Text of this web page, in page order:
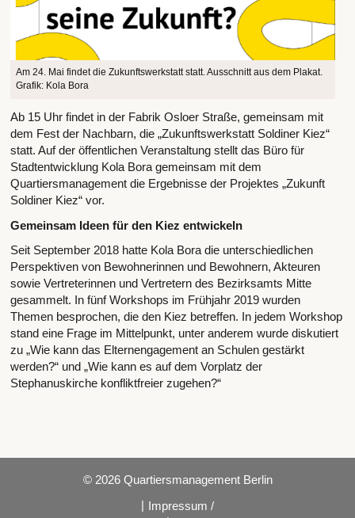
Am 24. Mai findet die Zukunftswerkstatt statt. Ausschnitt aus dem Plakat.
Grafik: Kola Bora
Ab 15 Uhr findet in der Fabrik Osloer Straße, gemeinsam mit
dem Fest der Nachbarn, die „Zukunftswerkstatt Soldiner Kiez“
statt. Auf der öffentlichen Veranstaltung stellt das Büro für
Stadtentwicklung Kola Bora gemeinsam mit dem
Quartiersmanagement die Ergebnisse der Projektes „Zukunft
Soldiner Kiez“ vor.
Gemeinsam Ideen für den Kiez entwickeln
Seit September 2018 hatte Kola Bora die unterschiedlichen
Perspektiven von Bewohnerinnen und Bewohnern, Akteuren
sowie Vertreterinnen und Vertretern des Bezirksamts Mitte
gesammelt. In fünf Workshops im Frühjahr 2019 wurden
Themen besprochen, die den Kiez betreffen. In jedem Workshop
stand eine Frage im Mittelpunkt, unter anderem wurde diskutiert
zu „Wie kann das Elternengagement an Schulen gestärkt
werden?“ und „Wie kann es auf dem Vorplatz der
Stephanuskirche konfliktfreier zugehen?“
© 2026 Quartiersmanagement Berlin
| Impressum /